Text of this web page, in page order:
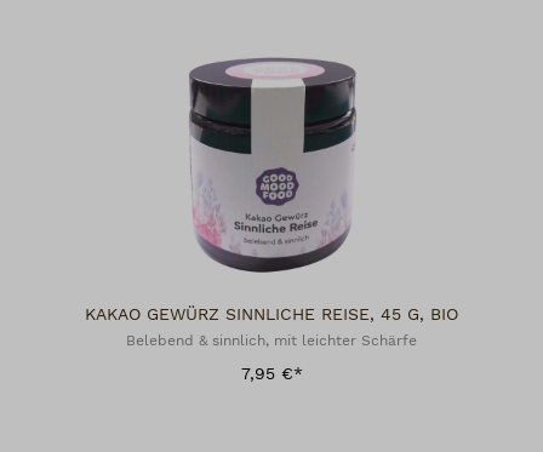
KAKAO GEWÜRZ SINNLICHE REISE, 45 G, BIO
Belebend & sinnlich, mit leichter Schärfe
7,95 €*